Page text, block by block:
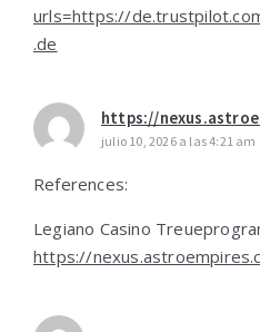
urls=https://
.de
https://
julio 10, 2026 a las 4:21 am
References:
Legiano Casino
https://